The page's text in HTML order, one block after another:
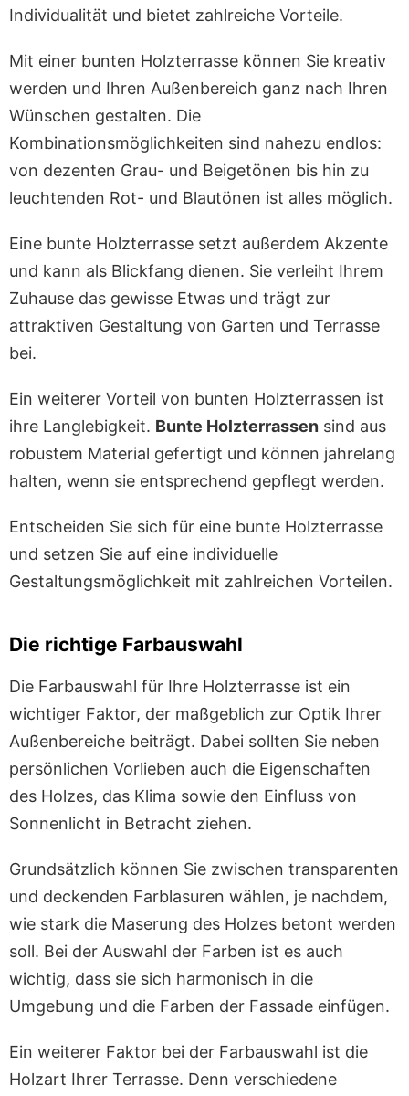
Individualität und bietet zahlreiche Vorteile.
Mit einer bunten Holzterrasse können Sie kreativ
werden und Ihren Außenbereich ganz nach Ihren
Wünschen gestalten. Die
Kombinationsmöglichkeiten sind nahezu endlos:
von dezenten Grau- und Beigetönen bis hin zu
leuchtenden Rot- und Blautönen ist alles möglich.
Eine bunte Holzterrasse setzt außerdem Akzente
und kann als Blickfang dienen. Sie verleiht Ihrem
Zuhause das gewisse Etwas und trägt zur
attraktiven Gestaltung von Garten und Terrasse
bei.
Ein weiterer Vorteil von bunten Holzterrassen ist
ihre Langlebigkeit. Bunte Holzterrassen sind aus
robustem Material gefertigt und können jahrelang
halten, wenn sie entsprechend gepflegt werden.
Entscheiden Sie sich für eine bunte Holzterrasse
und setzen Sie auf eine individuelle
Gestaltungsmöglichkeit mit zahlreichen Vorteilen.
Die richtige Farbauswahl
Die Farbauswahl für Ihre Holzterrasse ist ein
wichtiger Faktor, der maßgeblich zur Optik Ihrer
Außenbereiche beiträgt. Dabei sollten Sie neben
persönlichen Vorlieben auch die Eigenschaften
des Holzes, das Klima sowie den Einfluss von
Sonnenlicht in Betracht ziehen.
Grundsätzlich können Sie zwischen transparenten
und deckenden Farblasuren wählen, je nachdem,
wie stark die Maserung des Holzes betont werden
soll. Bei der Auswahl der Farben ist es auch
wichtig, dass sie sich harmonisch in die
Umgebung und die Farben der Fassade einfügen.
Ein weiterer Faktor bei der Farbauswahl ist die
Holzart Ihrer Terrasse. Denn verschiedene